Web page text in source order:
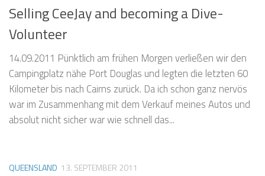
Selling CeeJay and becoming a Dive-
Volunteer
14.09.2011 Pünktlich am frühen Morgen verließen wir den
Campingplatz nähe Port Douglas und legten die letzten 60
Kilometer bis nach Cairns zurück. Da ich schon ganz nervös
war im Zusammenhang mit dem Verkauf meines Autos und
absolut nicht sicher war wie schnell das...
QUEENSLAND 13. SEPTEMBER 2011